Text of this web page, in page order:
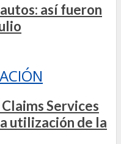
así fueron
Services
utilización de la